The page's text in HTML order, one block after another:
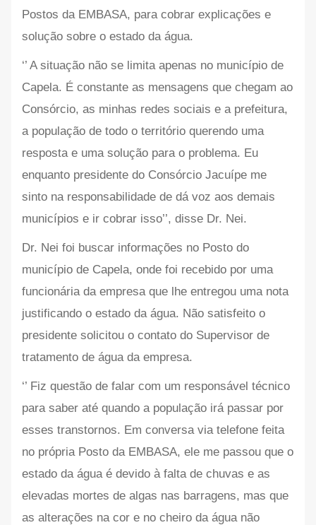
Postos da EMBASA, para cobrar explicações e
solução sobre o estado da água.
‘’ A situação não se limita apenas no município de
Capela. É constante as mensagens que chegam ao
Consórcio, as minhas redes sociais e a prefeitura,
a população de todo o território querendo uma
resposta e uma solução para o problema. Eu
enquanto presidente do Consórcio Jacuípe me
sinto na responsabilidade de dá voz aos demais
municípios e ir cobrar isso’’, disse Dr. Nei.
Dr. Nei foi buscar informações no Posto do
município de Capela, onde foi recebido por uma
funcionária da empresa que lhe entregou uma nota
justificando o estado da água. Não satisfeito o
presidente solicitou o contato do Supervisor de
tratamento de água da empresa.
‘’ Fiz questão de falar com um responsável técnico
para saber até quando a população irá passar por
esses transtornos. Em conversa via telefone feita
no própria Posto da EMBASA, ele me passou que o
estado da água é devido à falta de chuvas e as
elevadas mortes de algas nas barragens, mas que
as alterações na cor e no cheiro da água não